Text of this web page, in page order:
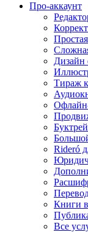
Про-аккаунт
Дизайн
Тираж
Rideró
Книги
Все